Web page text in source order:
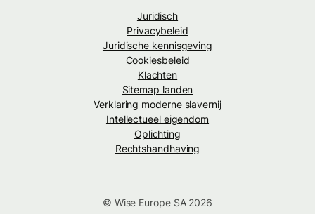
Juridisch
Privacybeleid
Juridische kennisgeving
Cookiesbeleid
Klachten
Sitemap landen
Verklaring moderne slavernij
Intellectueel eigendom
Oplichting
Rechtshandhaving
© Wise Europe SA 2026